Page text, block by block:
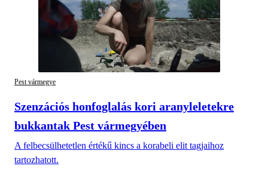
Pest vármegye
Szenzációs honfoglalás kori aranyleletekre
bukkantak Pest vármegyében
A felbecsülhetetlen értékű kincs a korabeli elit tagjaihoz
tartozhatott.